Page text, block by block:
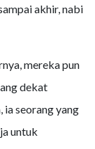
akhir, nabi
mereka pun
dekat
seorang yang
untuk